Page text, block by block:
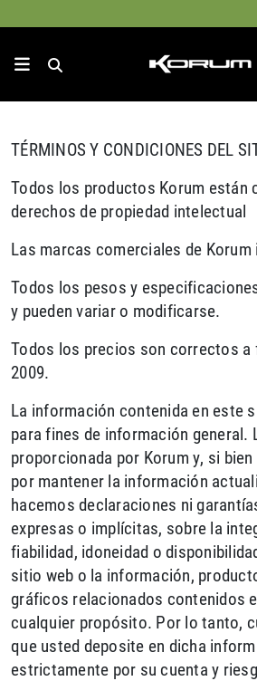
TÉRMINOS Y CONDICIONES DEL
Todos los productos Korum están
derechos de propiedad intelectual
Las marcas comerciales de Korum
Todos los pesos y
y pueden variar o modificarse.
Todos los precios son correctos a
2009.
La información contenida en este
para fines de información general.
proporcionada por Korum y, si
por mantener la información
hacemos declaraciones ni
expresas o implícitas, sobre la
fiabilidad, idoneidad o
sitio web o la información,
gráficos relacionados contenidos
cualquier propósito. Por lo tanto,
que usted deposite en dicha
estrictamente por su cuenta y